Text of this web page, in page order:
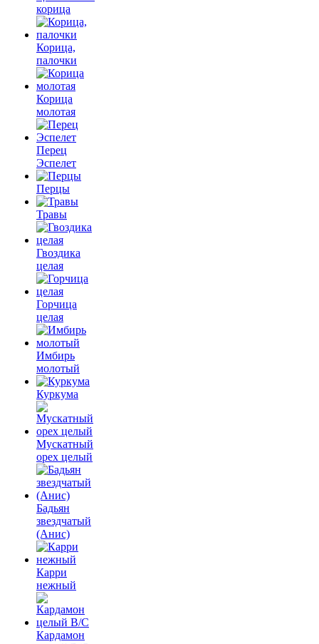
корица
Корица,
палочки
Корица
молотая
Перец
Эспелет
Перцы
Травы
Гвоздика
целая
Горчица
целая
Имбирь
молотый
Куркума
Мускатный
орех целый
Бадьян
звездчатый
(Анис)
Карри
нежный
Кардамон